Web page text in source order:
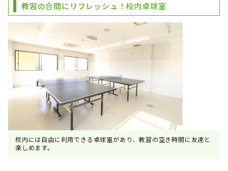
教習の合間にリフレッシュ！校内卓球室
校内には自由に利用できる卓球室があり、教習の空き時間に友達と
楽しめます。